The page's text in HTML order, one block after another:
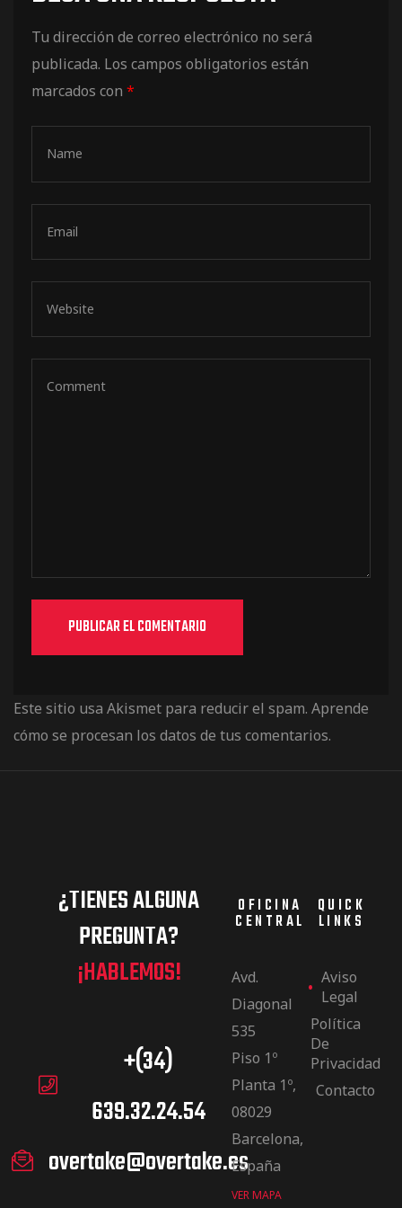
Tu dirección de correo electrónico no será
publicada. Los campos obligatorios están
marcados con *
Este sitio usa Akismet para reducir el spam. Aprende
cómo se procesan los datos de tus comentarios.
¿TIENES ALGUNA
PREGUNTA?
¡HABLEMOS!
+(34)
639.32.24.54
overtake@overtake.es
OFICINA
CENTRAL
Avd.
Diagonal
535
Piso 1º
Planta 1º,
08029
Barcelona,
España
VER MAPA
QUICK
LINKS
Aviso
Legal
Política
De
Privacidad
Contacto